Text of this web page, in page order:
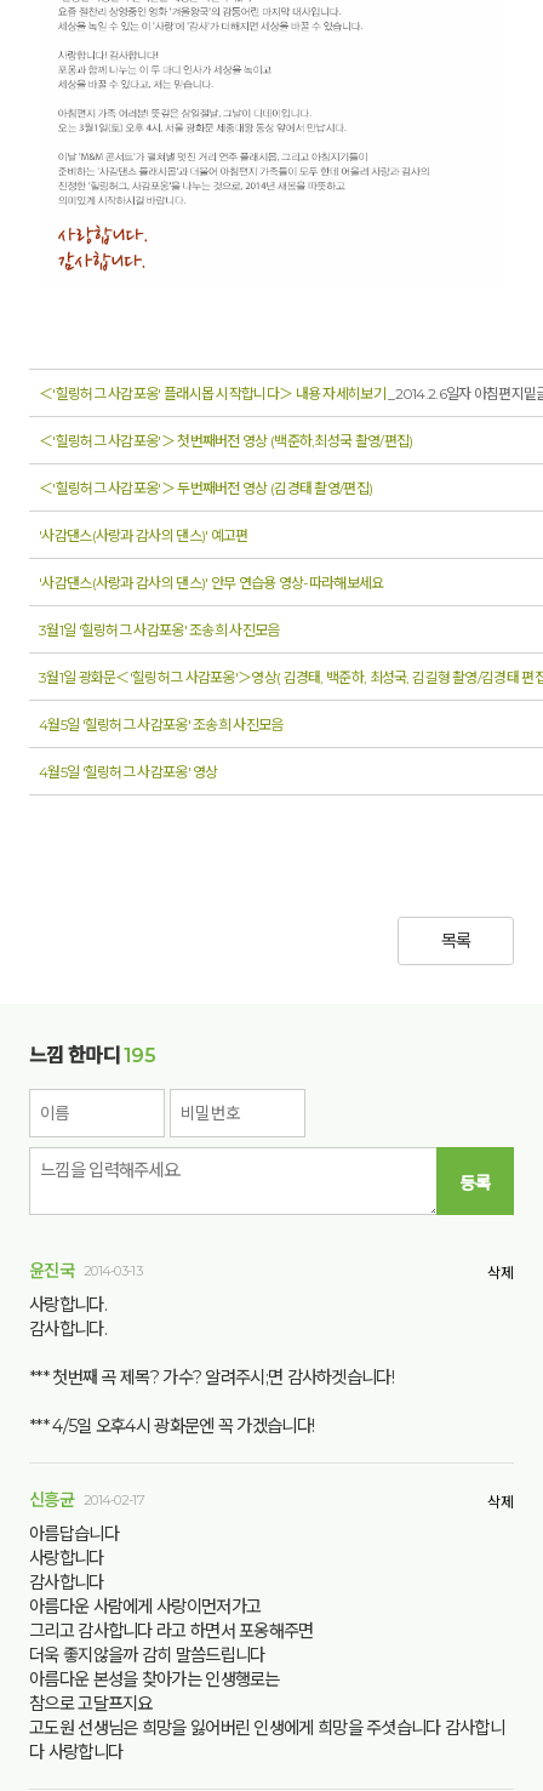
＜'힐링허그 사감포옹' 플래시몹 시작합니다＞ 내용 자세히보기 _2014.2.6일자 아침편지밑
＜'힐링허그 사감포옹'＞ 첫번째버전 영상 (백준하,최성국 촬영/편집)
＜'힐링허그 사감포옹'＞ 두번째버전 영상 (김경태 촬영/편집)
'사감댄스(사랑과 감사의 댄스)' 예고편
'사감댄스(사랑과 감사의 댄스)' 안무 연습용 영상-따라해보세요
3월1일 '힐링허그 사감포옹' 조송희 사진모음
3월1일 광화문＜'힐링허그 사감포옹'＞영상( 김경태, 백준하, 최성국, 김길형 촬영/김경태 편
4월5일 '힐링허그 사감포옹' 조송희 사진모음
4월5일 '힐링허그 사감포옹' 영상
목록
느낌 한마디195
등록
윤진국 2014-03-13 삭제
사랑합니다.
감사합니다.
*** 첫번째 곡 제목? 가수? 알려주시;면 감사하겟습니다!
*** 4/5일 오후4시 광화문엔 꼭 가겠습니다!
신흥균 2014-02-17 삭제
아름답습니다
사랑합니다
감사합니다
아름다운 사람에게 사랑이먼저가고
그리고 감사합니다 라고 하면서 포옹해주면
더욱 좋지않을까 감히 말씀드립니다
아름다운 본성을 찾아가는 인생행로는
참으로 고달프지요
고도원 선생님은 희망을 잃어버린 인생에게 희망을 주셧습니다 감사합니
다 사랑합니다